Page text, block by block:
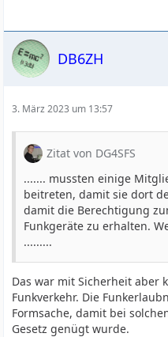
DB6ZH
3. März 2023 um 13:57
Zitat von DG4SFS
....... mussten einige
beitreten, damit sie dort
damit die Berechtigung
Funkgeräte zu erhalten.
.........
Das war mit Sicherheit aber
Funkverkehr. Die
Formsache, damit bei
Gesetz genügt wurde.